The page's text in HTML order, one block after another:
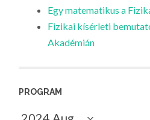
Egy matematikus a
Fizikai kísérleti
Akadémián
PROGRAM